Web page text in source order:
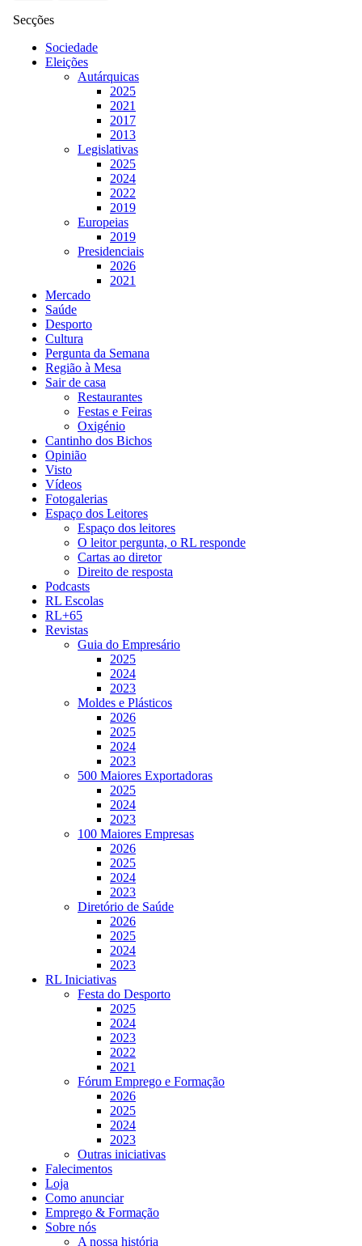
Secções
Sociedade
Eleições
Autárquicas
2025
2021
2017
2013
Legislativas
2025
2024
2022
2019
Europeias
2019
Presidenciais
2026
2021
Mercado
Saúde
Desporto
Cultura
Pergunta da Semana
Região à Mesa
Sair de casa
Restaurantes
Festas e Feiras
Oxigénio
Cantinho dos Bichos
Opinião
Visto
Vídeos
Fotogalerias
Espaço dos Leitores
Espaço dos leitores
O leitor pergunta, o RL responde
Cartas ao diretor
Direito de resposta
Podcasts
RL Escolas
RL+65
Revistas
Guia do Empresário
2025
2024
2023
Moldes e Plásticos
2026
2025
2024
2023
500 Maiores Exportadoras
2025
2024
2023
100 Maiores Empresas
2026
2025
2024
2023
Diretório de Saúde
2026
2025
2024
2023
RL Iniciativas
Festa do Desporto
2025
2024
2023
2022
2021
Fórum Emprego e Formação
2026
2025
2024
2023
Outras iniciativas
Falecimentos
Loja
Como anunciar
Emprego & Formação
Sobre nós
A nossa história